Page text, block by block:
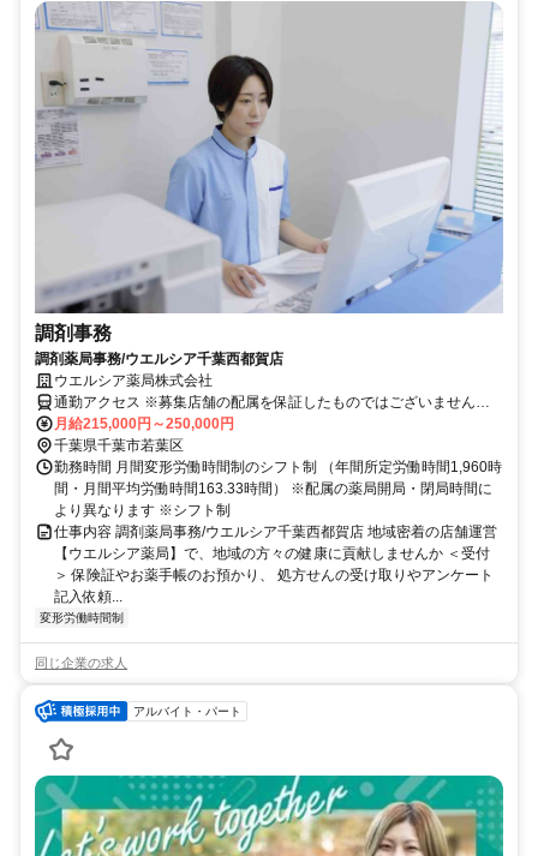
調剤事務
調剤薬局事務/ウエルシア千葉西都賀店
ウエルシア薬局株式会社
通勤アクセス ※募集店舗の配属を保証したものではございませんの
で予めご了承ください ※配属店舗は上記店舗以外の可能性がござい
ます ※勤務店舗の指定は出来かねます。 勤務区分を下記の３つから
選択 ＜エリア職＞ 原則として転居を伴う異動はございません。 自宅
から50km圏内、通勤片道90分圏内での配属店舗となります。 ＜リー
ジョナル職＞ 異動の範囲は本拠地とその隣接県または直線距離で概
ね100km以内 ※社宅制度・赴任手当制度あり ＜ナショナル職＞ 全国
の店舗への異動あり ※社宅制度・赴任手当制度あり
月給215,000円～250,000円
千葉県千葉市若葉区
勤務時間 月間変形労働時間制のシフト制 （年間所定労働時間1,960時
間・月間平均労働時間163.33時間） ※配属の薬局開局・閉局時間に
より異なります ※シフト制
仕事内容 調剤薬局事務/ウエルシア千葉西都賀店 地域密着の店舗運営
【ウエルシア薬局】で、地域の方々の健康に貢献しませんか ＜受付
＞ 保険証やお薬手帳のお預かり、 処方せんの受け取りやアンケート
記入依頼...
変形労働時間制
同じ企業の求人
アルバイト・パート